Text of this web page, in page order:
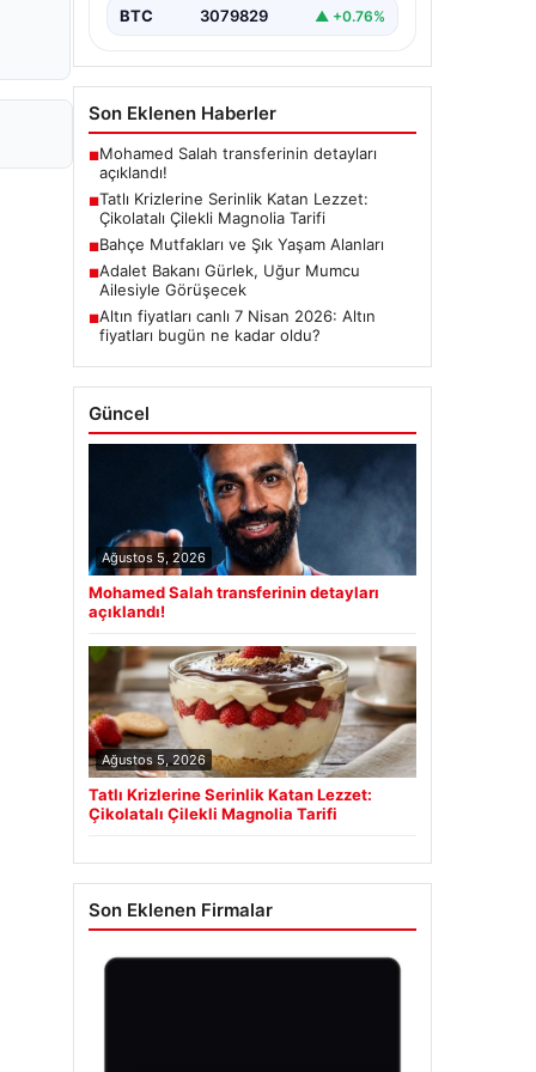
BTC 3079829 ▲ +0.76%
Son Eklenen Haberler
■Mohamed Salah transferinin detayları
açıklandı!
■Tatlı Krizlerine Serinlik Katan Lezzet:
Çikolatalı Çilekli Magnolia Tarifi
■Bahçe Mutfakları ve Şık Yaşam Alanları
■Adalet Bakanı Gürlek, Uğur Mumcu
Ailesiyle Görüşecek
■Altın fiyatları canlı 7 Nisan 2026: Altın
fiyatları bugün ne kadar oldu?
Güncel
Ağustos 5, 2026
Mohamed Salah transferinin detayları
açıklandı!
Ağustos 5, 2026
Tatlı Krizlerine Serinlik Katan Lezzet:
Çikolatalı Çilekli Magnolia Tarifi
Son Eklenen Firmalar